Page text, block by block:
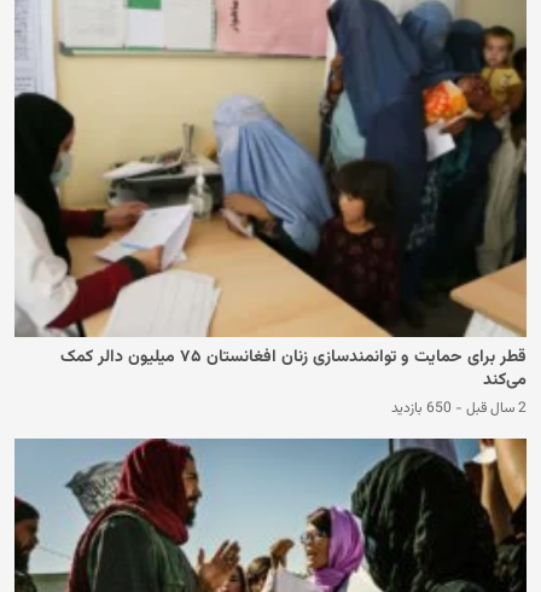
قطر برای حمایت و توانمندسازی زنان افغانستان ۷۵ میلیون دالر کمک
می‌کند
2 سال قبل - 650 بازدید